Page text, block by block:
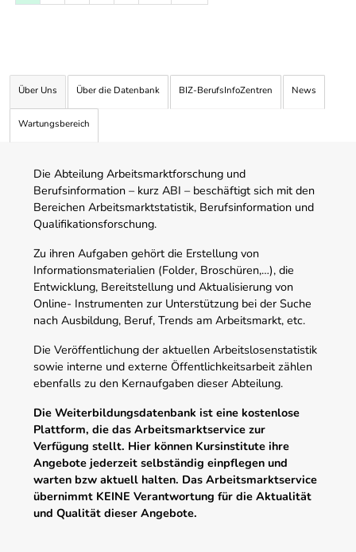
Über Uns Über die Datenbank BIZ-BerufsInfoZentren News
Wartungsbereich
Die Abteilung Arbeitsmarktforschung und
Berufsinformation – kurz ABI – beschäftigt sich mit den
Bereichen Arbeitsmarktstatistik, Berufsinformation und
Qualifikationsforschung.
Zu ihren Aufgaben gehört die Erstellung von
Informationsmaterialien (Folder, Broschüren,…), die
Entwicklung, Bereitstellung und Aktualisierung von
Online- Instrumenten zur Unterstützung bei der Suche
nach Ausbildung, Beruf, Trends am Arbeitsmarkt, etc.
Die Veröffentlichung der aktuellen Arbeitslosenstatistik
sowie interne und externe Öffentlichkeitsarbeit zählen
ebenfalls zu den Kernaufgaben dieser Abteilung.
Die Weiterbildungsdatenbank ist eine kostenlose
Plattform, die das Arbeitsmarktservice zur
Verfügung stellt. Hier können Kursinstitute ihre
Angebote jederzeit selbständig einpflegen und
warten bzw aktuell halten. Das Arbeitsmarktservice
übernimmt KEINE Verantwortung für die Aktualität
und Qualität dieser Angebote.